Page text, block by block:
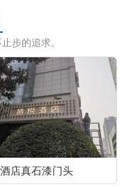
步的追求。
店真石漆门头